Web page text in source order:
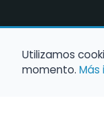
Utilizamos
momento. Más